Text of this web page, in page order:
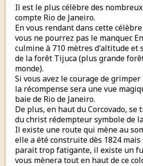
Il est le plus célèbre des
compte Rio de Janeiro.
En vous rendant dans cette
vous ne pourrez pas le manquer.
culmine à 710 mètres d'altitude et
de la forêt Tijuca (plus grande
monde).
Si vous avez le courage de grimper
la récompense sera une vue
baie de Rio de Janeiro.
De plus, en haut du Corcovado, se
du christ rédempteur symbole de
Il existe une route qui mène au
elle a été construite dès 1824
parait trop fatigante, il existe un
vous mènera tout en haut de ce